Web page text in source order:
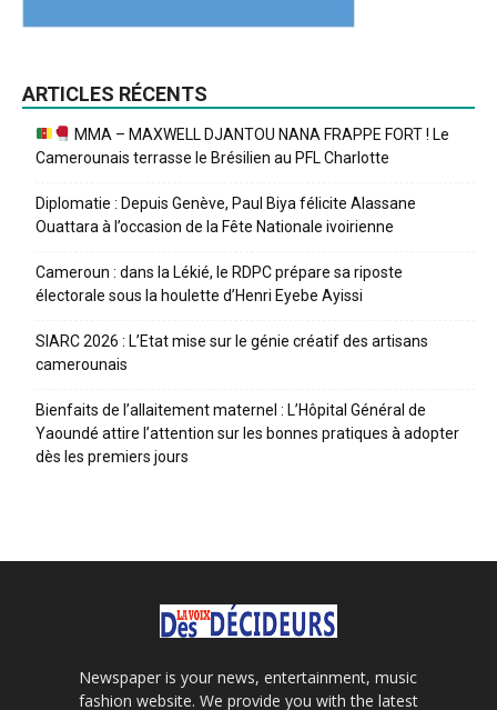
ARTICLES RÉCENTS
MMA – MAXWELL DJANTOU NANA FRAPPE FORT ! Le
Camerounais terrasse le Brésilien au PFL Charlotte
Diplomatie : Depuis Genève, Paul Biya félicite Alassane
Ouattara à l’occasion de la Fête Nationale ivoirienne
Cameroun : dans la Lékié, le RDPC prépare sa riposte
électorale sous la houlette d’Henri Eyebe Ayissi
SIARC 2026 : L’Etat mise sur le génie créatif des artisans
camerounais
Bienfaits de l’allaitement maternel : L’Hôpital Général de
Yaoundé attire l’attention sur les bonnes pratiques à adopter
dès les premiers jours
Newspaper is your news, entertainment, music
fashion website. We provide you with the latest